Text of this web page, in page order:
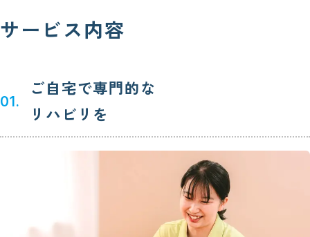
サービス内容
01.
ご自宅で専門的な
リハビリを